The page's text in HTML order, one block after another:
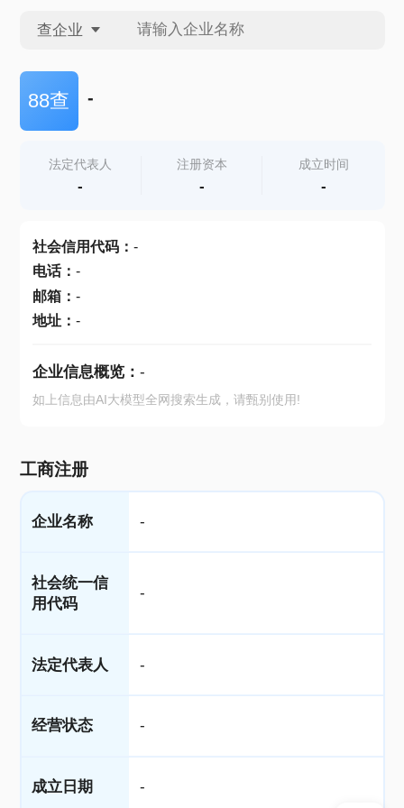
查企业
查企业
查产地
88查 -
法定代表人
-
注册资本
-
成立时间
-
社会信用代码： -
电话： -
邮箱： -
地址： -
企业信息概览： -
如上信息由AI大模型全网搜索生成，请甄别使用!
工商注册
企业名称 -
社会统一信
用代码
-
法定代表人 -
经营状态 -
成立日期 -